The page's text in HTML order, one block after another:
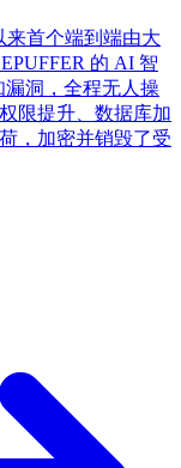
来首个端到端由大
的 AI 智
漏洞，全程无人操
限提升、数据库加
，加密并销毁了受